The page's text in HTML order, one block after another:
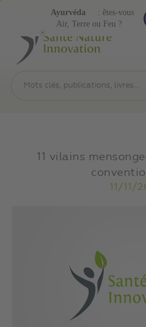
11 vilains
11/11/
Air, Terre ou Feu ?
Ayurvéda : êtes-vous